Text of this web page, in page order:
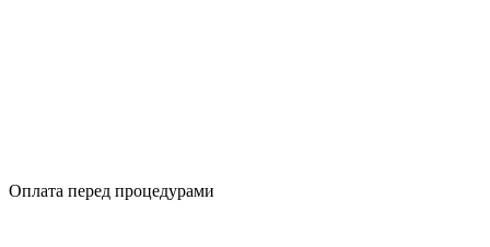
Оплата перед процедурами